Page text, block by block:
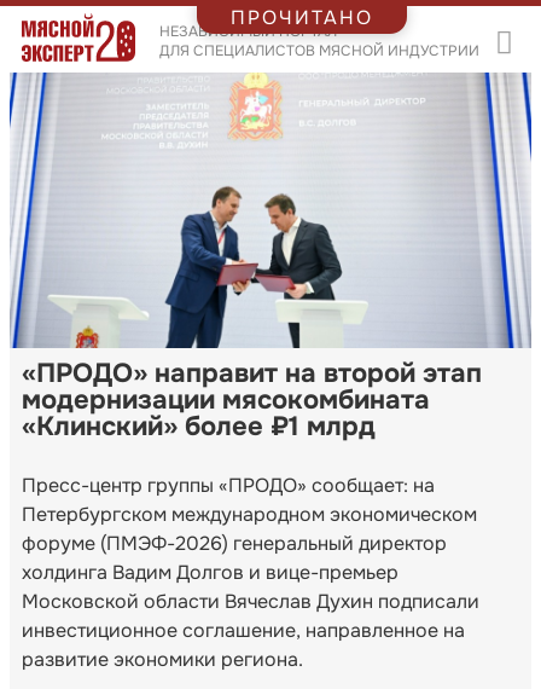
НЕЗАВИСИМЫЙ ПОРТАЛ
ДЛЯ СПЕЦИАЛИСТОВ МЯСНОЙ ИНДУСТРИИ
«ПРОДО» направит на второй этап
модернизации мясокомбината
«Клинский» более ₽1 млрд
Пресс-центр группы «ПРОДО» сообщает: на
Петербургском международном экономическом
форуме (ПМЭФ-2026) генеральный директор
холдинга Вадим Долгов и вице-премьер
Московской области Вячеслав Духин подписали
инвестиционное соглашение, направленное на
развитие экономики региона.
ПРОЧИТАНО